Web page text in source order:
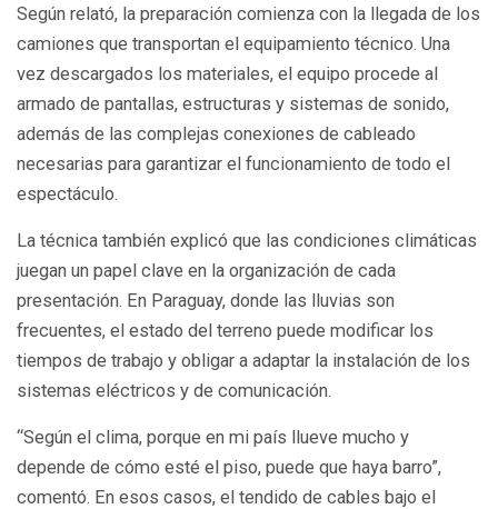
Según relató, la preparación comienza con la llegada de los
camiones que transportan el equipamiento técnico. Una
vez descargados los materiales, el equipo procede al
armado de pantallas, estructuras y sistemas de sonido,
además de las complejas conexiones de cableado
necesarias para garantizar el funcionamiento de todo el
espectáculo.
La técnica también explicó que las condiciones climáticas
juegan un papel clave en la organización de cada
presentación. En Paraguay, donde las lluvias son
frecuentes, el estado del terreno puede modificar los
tiempos de trabajo y obligar a adaptar la instalación de los
sistemas eléctricos y de comunicación.
“Según el clima, porque en mi país llueve mucho y
depende de cómo esté el piso, puede que haya barro”,
comentó. En esos casos, el tendido de cables bajo el